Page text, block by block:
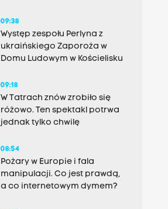
09:38
Występ zespołu Perlyna z
ukraińskiego Zaporoża w
Domu Ludowym w Kościelisku
09:18
W Tatrach znów zrobiło się
różowo. Ten spektakl potrwa
jednak tylko chwilę
08:54
Pożary w Europie i fala
manipulacji. Co jest prawdą,
a co internetowym dymem?